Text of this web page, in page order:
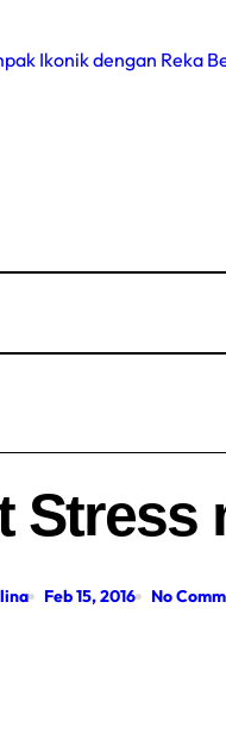
Ikonik dengan Reka
Stress
Feb 15, 2016 No